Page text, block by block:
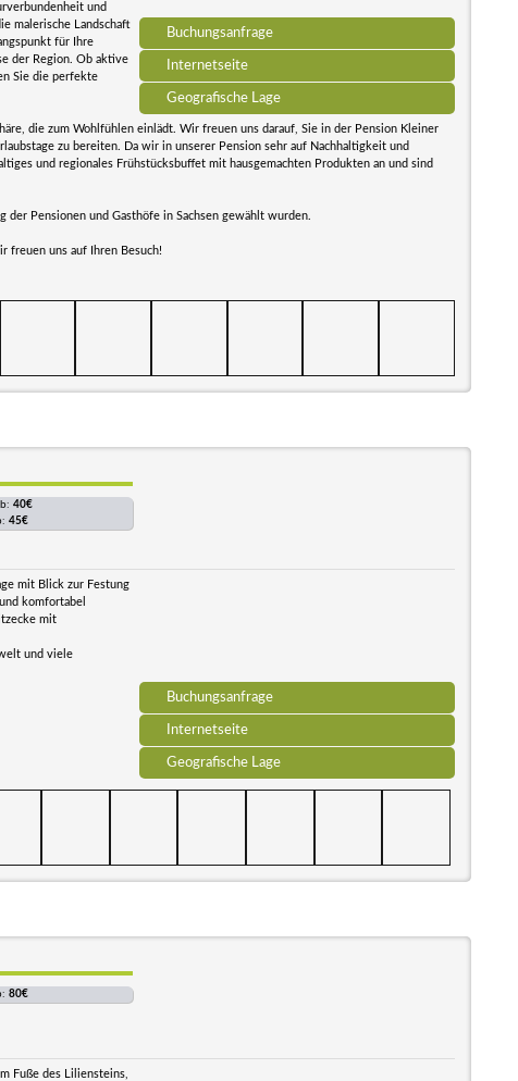
Buchungsanfrage
Internetseite
Geografische Lage
und
malerische Landschaft
für Ihre
der Region. Ob aktive
Sie die perfekte
die zum Wohlfühlen einlädt. Wir freuen uns darauf, Sie in der Pension Kleiner
zu bereiten. Da wir in unserer Pension sehr auf Nachhaltigkeit und
und regionales Frühstücksbuffet mit hausgemachten Produkten an und sind
Pensionen und Gasthöfe in Sachsen gewählt wurden.
freuen uns auf Ihren Besuch!
Buchungsanfrage
Internetseite
Geografische Lage
40€
45€
mit Blick zur Festung
komfortabel
mit
und viele
80€
Fuße des Liliensteins,